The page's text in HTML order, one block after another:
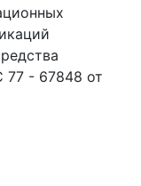
- 67848 от